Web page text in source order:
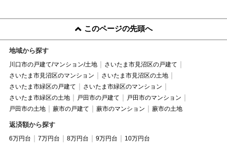
このページの先頭へ
地域から探す
川口市の戸建て/マンション/土地
さいたま市見沼区の戸建て
さいたま市見沼区のマンション
さいたま市見沼区の土地
さいたま市緑区の戸建て
さいたま市緑区のマンション
さいたま市緑区の土地
戸田市の戸建て
戸田市のマンション
戸田市の土地
蕨市の戸建て 蕨市のマンション 蕨市の土地
返済額から探す
6万円台 7万円台 8万円台 9万円台 10万円台